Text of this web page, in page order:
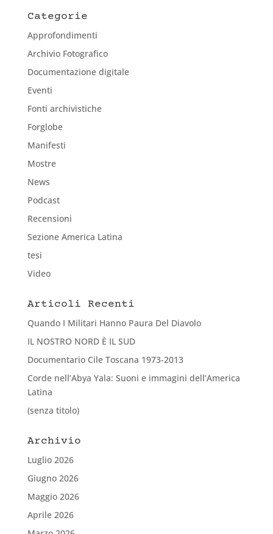
Categorie
Approfondimenti
Archivio Fotografico
Documentazione digitale
Eventi
Fonti archivistiche
Forglobe
Manifesti
Mostre
News
Podcast
Recensioni
Sezione America Latina
tesi
Video
Articoli Recenti
Quando I Militari Hanno Paura Del Diavolo
IL NOSTRO NORD È IL SUD
Documentario Cile Toscana 1973-2013
Corde nell’Abya Yala: Suoni e immagini dell’America
Latina
(senza titolo)
Archivio
Luglio 2026
Giugno 2026
Maggio 2026
Aprile 2026